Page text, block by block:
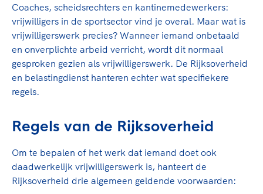
Sportonderzoek
Sportakkoord II
Game Changer
TeamNL kids
Nieuwspagina
Columns
Veilige en integere sport
Diversiteit en inclusie
Gezonde sportomgeving
Duurzaamheid
Bekwaam sportkader
Vitale clubs en bestuurlijk kader
Sportmatch
Clubacties
Handboek Wet- en Regelgeving
Opleidingen en trainingen
TeamNL Academie Kalender
Kennisaanbod TeamNL Experts
TeamNL Sport Science Centre
Paralympische Spelen LA28
Europese Spelen Istanbul 2027
Topsportbeleid
Coaches, scheidsrechters en kantinemedewerkers:
vrijwilligers in de sportsector vind je overal. Maar wat is
vrijwilligerswerk precies? Wanneer iemand onbetaald
en onverplichte arbeid verricht, wordt dit normaal
gesproken gezien als vrijwilligerswerk. De Rijksoverheid
en belastingdienst hanteren echter wat specifiekere
regels.
Regels van de Rijksoverheid
Om te bepalen of het werk dat iemand doet ook
daadwerkelijk vrijwilligerswerk is, hanteert de
Rijksoverheid drie algemeen geldende voorwaarden: